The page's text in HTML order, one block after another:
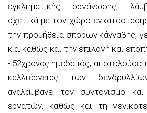
εγκληματικής οργάνωσης,
σχετικά με τον χώρο
την προμήθεια σπόρων κάνναβης,
κ.ά, καθώς και την επιλογή και
• 52χρονος ημεδαπός, αποτελούσε
καλλιέργειας των
αναλάμβανε τον συντονισμό
εργατών, καθώς και τη